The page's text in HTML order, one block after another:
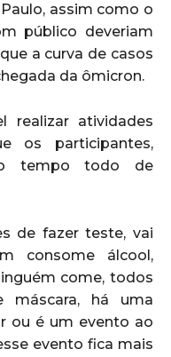
assim como o
público deveriam
a curva de casos
da ômicron.
realizar atividades
os participantes,
o tempo todo de
de fazer teste, vai
consome álcool,
come, todos
há uma
ou é um evento ao
evento fica mais